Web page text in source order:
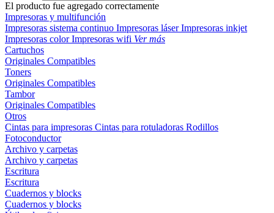
El producto fue agregado correctamente
Impresoras y multifunción
Impresoras sistema continuo Impresoras láserImpresoras inkjet
Impresoras colorImpresoras wifi Ver más
Cartuchos
Originales Compatibles
Toners
Originales Compatibles
Tambor
Originales Compatibles
Otros
Cintas para impresoras Cintas para rotuladoras Rodillos
Fotoconductor
Archivo y carpetas
Archivo y carpetas
Escritura
Escritura
Cuadernos y blocks
Cuadernos y blocks